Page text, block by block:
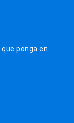
ponga en